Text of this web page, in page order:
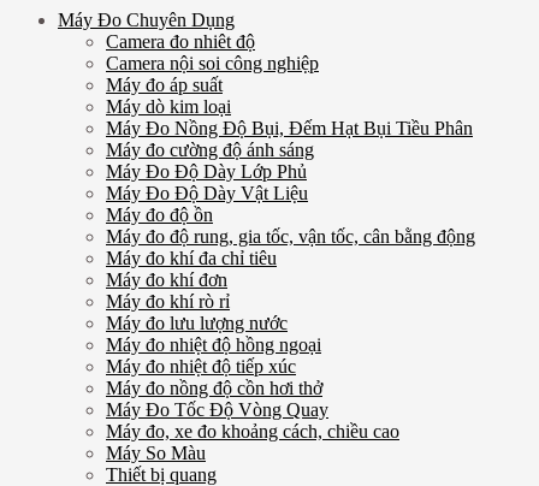
Máy Đo Chuyên Dụng
Camera đo nhiêt độ
Camera nội soi công nghiệp
Máy đo áp suất
Máy dò kim loại
Máy Đo Nồng Độ Bụi, Đếm Hạt Bụi Tiều Phân
Máy đo cường độ ánh sáng
Máy Đo Độ Dày Lớp Phủ
Máy Đo Độ Dày Vật Liệu
Máy đo độ ồn
Máy đo độ rung, gia tốc, vận tốc, cân bằng động
Máy đo khí đa chỉ tiêu
Máy đo khí đơn
Máy đo khí rò rỉ
Máy đo lưu lượng nước
Máy đo nhiệt độ hồng ngoại
Máy đo nhiệt độ tiếp xúc
Máy đo nồng độ cồn hơi thở
Máy Đo Tốc Độ Vòng Quay
Máy đo, xe đo khoảng cách, chiều cao
Máy So Màu
Thiết bị quang